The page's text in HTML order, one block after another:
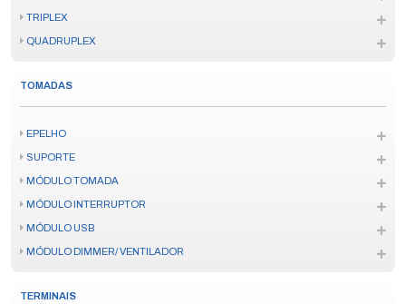
TRIPLEX
QUADRUPLEX
TOMADAS
EPELHO
SUPORTE
MÓDULO TOMADA
MÓDULO INTERRUPTOR
MÓDULO USB
MÓDULO DIMMER/ VENTILADOR
TERMINAIS